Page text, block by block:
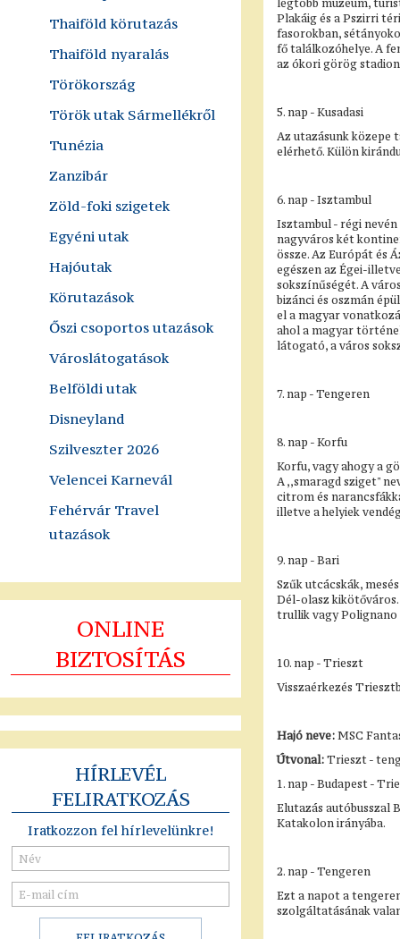
Thaiföld körutazás
Thaiföld nyaralás
Törökország
Török utak Sármellékről
Tunézia
Zanzibár
Zöld-foki szigetek
Egyéni utak
Hajóutak
Körutazások
Őszi csoportos utazások
Városlátogatások
Belföldi utak
Disneyland
Szilveszter 2026
Velencei Karnevál
Fehérvár Travel
utazások
ONLINE
BIZTOSÍTÁS
HÍRLEVÉL
FELIRATKOZÁS
Iratkozzon fel hírlevelünkre!
legtöbb múzeum,
Plakáig és a Pszirri
fasorokban,
fő találkozóhelye. A
az ókori görög
5. nap - Kusadasi
Az utazásunk közepe
elérhető. Külön
6. nap - Isztambul
Isztambul - régi
nagyváros két
össze. Az Európát és
egészen az Égei-
sokszínűségét. A
bizánci és oszmán
el a magyar
ahol a magyar
látogató, a város
7. nap - Tengeren
8. nap - Korfu
Korfu, vagy ahogy a
A ,,smaragd sziget"
citrom és
illetve a helyiek
9. nap - Bari
Szűk utcácskák,
Dél-olasz
trullik vagy Polignano
10. nap - Trieszt
Visszaérkezés
Hajó neve: MSC
Útvonal: Trieszt -
1. nap - Budapest -
Elutazás autóbusszal
Katakolon irányába.
2. nap - Tengeren
Ezt a napot a
szolgáltatásának